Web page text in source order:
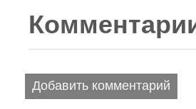
Добавить комментарий